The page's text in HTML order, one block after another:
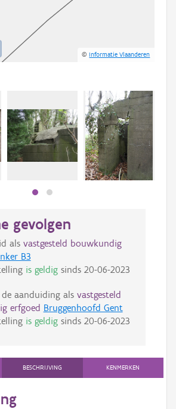
©Informatie Vlaanderen
gevolgen
als vastgesteld bouwkundig
B3
is geldigsinds 20-06-2023
aanduiding als vastgesteld
erfgoed Bruggenhoofd Gent
is geldigsinds 20-06-2023
BESCHRIJVING KENMERKEN